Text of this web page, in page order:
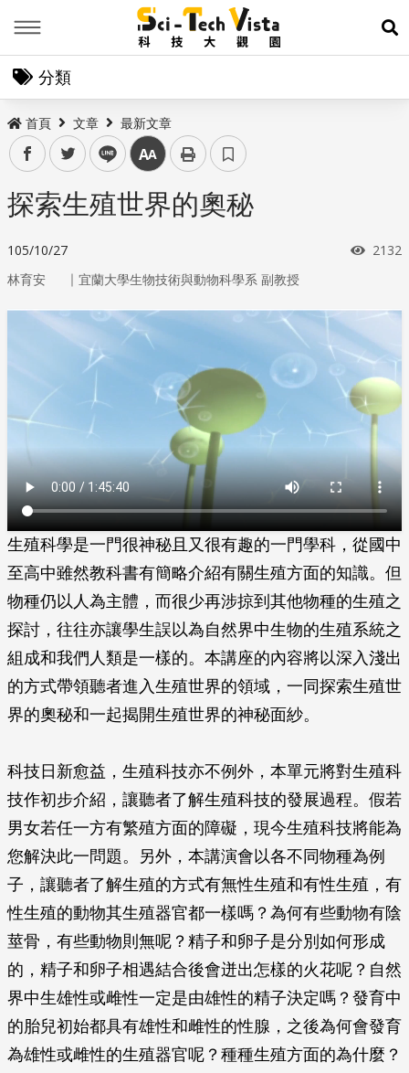
展
分類
首頁 文章 最新文章
facebooktwitter line 中
探索生殖世界的奧秘
105/10/27 瀏覽
2132
林育安 ｜ 宜蘭大學生物技術與動物科學系 副教授
生殖科學是一門很神秘且又很有趣的一門學科，從國中
至高中雖然教科書有簡略介紹有關生殖方面的知識。但
物種仍以人為主體，而很少再涉掠到其他物種的生殖之
探討，往往亦讓學生誤以為自然界中生物的生殖系統之
組成和我們人類是一樣的。本講座的內容將以深入淺出
的方式帶領聽者進入生殖世界的領域，一同探索生殖世
界的奧秘和一起揭開生殖世界的神秘面紗。
科技日新愈益，生殖科技亦不例外，本單元將對生殖科
技作初步介紹，讓聽者了解生殖科技的發展過程。假若
男女若任一方有繁殖方面的障礙，現今生殖科技將能為
您解決此一問題。另外，本講演會以各不同物種為例
子，讓聽者了解生殖的方式有無性生殖和有性生殖，有
性生殖的動物其生殖器官都一樣嗎？為何有些動物有陰
莖骨，有些動物則無呢？精子和卵子是分別如何形成
的，精子和卵子相遇結合後會迸出怎樣的火花呢？自然
界中生雄性或雌性一定是由雄性的精子決定嗎？發育中
的胎兒初始都具有雄性和雌性的性腺，之後為何會發育
為雄性或雌性的生殖器官呢？種種生殖方面的為什麼？